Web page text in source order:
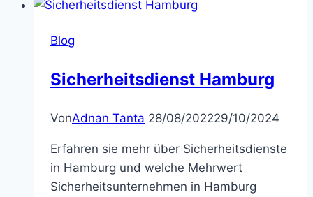
Blog
Sicherheitsdienst Hamburg
VonAdnan Tanta 28/08/202229/10/2024
Erfahren sie mehr über Sicherheitsdienste
in Hamburg und welche Mehrwert
Sicherheitsunternehmen in Hamburg